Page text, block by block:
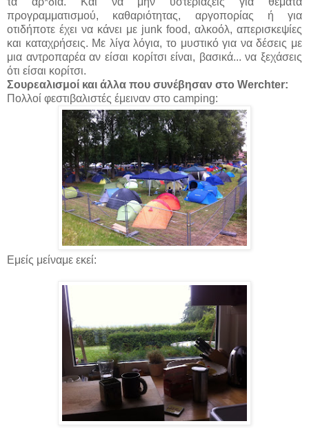
προγραμματισμού, καθαριότητας, αργοπορίας ή για
οτιδήποτε έχει να κάνει με junk food, αλκοόλ, απερισκεψίες
και καταχρήσεις. Με λίγα λόγια, το μυστικό για να δέσεις με
μια αντροπαρέα αν είσαι κορίτσι είναι, βασικά... να ξεχάσεις
ότι είσαι κορίτσι.
Σουρεαλισμοί και άλλα που συνέβησαν στο Werchter:
Πολλοί φεστιβαλιστές έμειναν στο camping:
Εμείς μείναμε εκεί: